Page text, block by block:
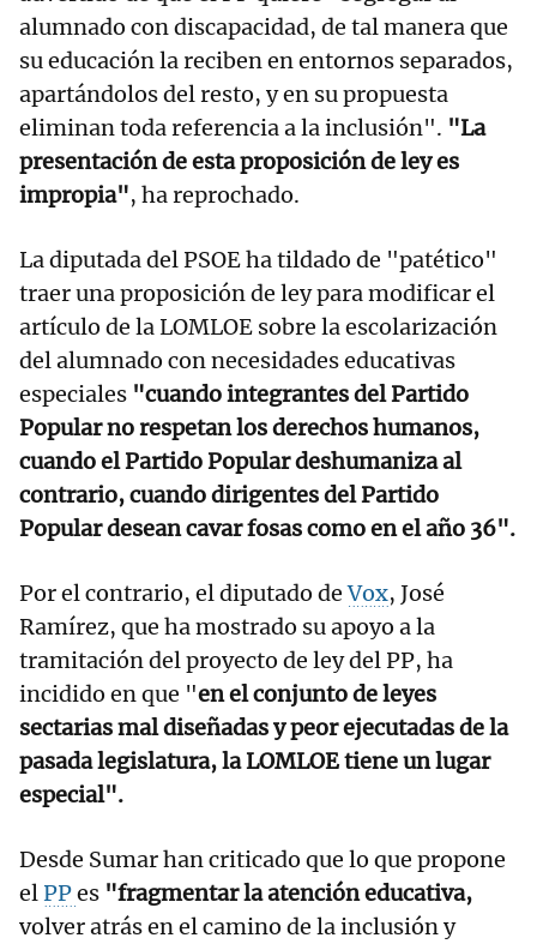
alumnado con discapacidad, de tal manera que
su educación la reciben en entornos separados,
apartándolos del resto, y en su propuesta
eliminan toda referencia a la inclusión". "La
presentación de esta proposición de ley es
impropia", ha reprochado.
La diputada del PSOE ha tildado de "patético"
traer una proposición de ley para modificar el
artículo de la LOMLOE sobre la escolarización
del alumnado con necesidades educativas
especiales "cuando integrantes del Partido
Popular no respetan los derechos humanos,
cuando el Partido Popular deshumaniza al
contrario, cuando dirigentes del Partido
Popular desean cavar fosas como en el año 36".
Por el contrario, el diputado deVox, José
Ramírez, que ha mostrado su apoyo a la
tramitación del proyecto de ley del PP, ha
incidido en que "en el conjunto de leyes
sectarias mal diseñadas y peor ejecutadas de la
pasada legislatura, la LOMLOE tiene un lugar
especial".
Desde Sumar han criticado que lo que propone
elPPes "fragmentar la atención educativa,
volver atrás en el camino de la inclusión y